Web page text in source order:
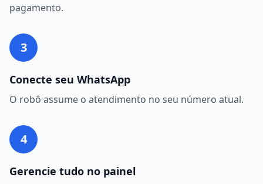
pagamento.
3
Conecte seu WhatsApp
O robô assume o atendimento no seu número atual.
4
Gerencie tudo no painel